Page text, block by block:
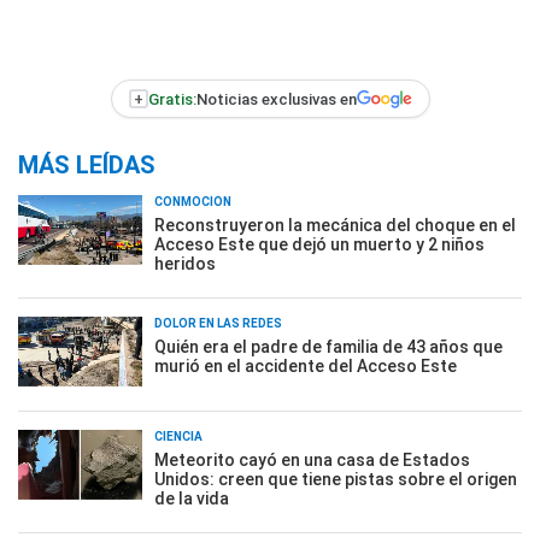
+ Gratis:Noticias exclusivas en
MÁS LEÍDAS
CONMOCIÓN
Reconstruyeron la mecánica del choque en el
Acceso Este que dejó un muerto y 2 niños
heridos
DOLOR EN LAS REDES
Quién era el padre de familia de 43 años que
murió en el accidente del Acceso Este
CIENCIA
Meteorito cayó en una casa de Estados
Unidos: creen que tiene pistas sobre el origen
de la vida